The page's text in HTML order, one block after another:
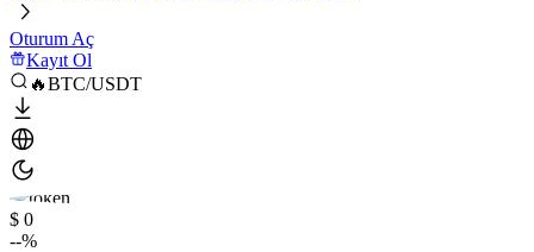
Oturum Aç
Kayıt Ol
🔥BTC/USDT
$ 0
--%